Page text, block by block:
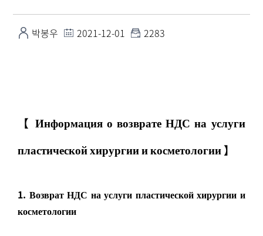
박봉우 2021-12-01 2283
【 Информация о возврате НДС на услуги
пластической хирургии и косметологии 】
1. Возврат НДС на услуги пластической хирургии и
косметологии